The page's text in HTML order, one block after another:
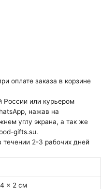
оплате заказа в корзине
России или курьером
нажав на
углу экрана, а так же
gifts.su.
течении 2-3 рабочих дней
× 2 см